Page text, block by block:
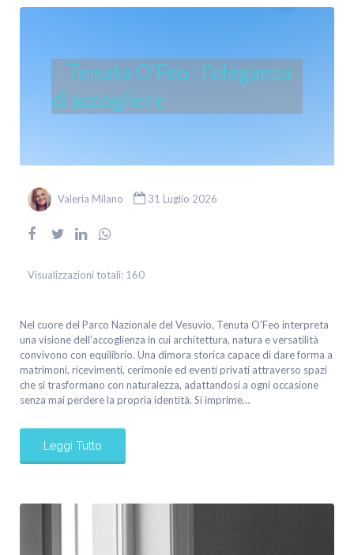
Tenuta O’Feo : l’eleganza
di accogliere
Valeria Milano 31 Luglio 2026
Visualizzazioni totali: 160
Nel cuore del Parco Nazionale del Vesuvio, Tenuta O’Feo interpreta
una visione dell’accoglienza in cui architettura, natura e versatilità
convivono con equilibrio. Una dimora storica capace di dare forma a
matrimoni, ricevimenti, cerimonie ed eventi privati attraverso spazi
che si trasformano con naturalezza, adattandosi a ogni occasione
senza mai perdere la propria identità. Si imprime…
Leggi Tutto